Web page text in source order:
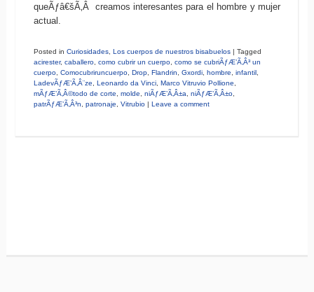
queÃƒâ€šÃ‚Â creamos interesantes para el hombre y mujer
actual.
Posted in Curiosidades, Los cuerpos de nuestros bisabuelos
Tagged
acirester, caballero, como cubrir un cuerpo, como se cubriÃƒÆ’Ã‚Â³ un
cuerpo, Comocubriruncuerpo, Drop, Flandrin, Gxordi, hombre, infantil ,
LadevÃƒÆ’Ã‚Â¨ze, Leonardo da Vinci, Marco Vitruvio Pollione,
mÃƒÆ’Ã‚Â©todo de corte, molde, niÃƒÆ’Ã‚Â±a, niÃƒÆ’Ã‚Â±o,
patrÃƒÆ’Ã‚Â³n, patronaje, Vitrubio Leave a comment